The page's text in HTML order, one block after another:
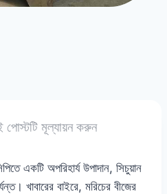
পোস্টটি মূল্যায়ন করুন
একটি অপরিহার্য উপাদান, সিচুয়ান
খাবারের বাইরে, মরিচের বীজের